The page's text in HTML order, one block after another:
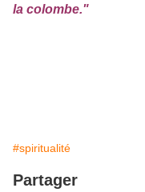
la colombe."
#spiritualité
Partager